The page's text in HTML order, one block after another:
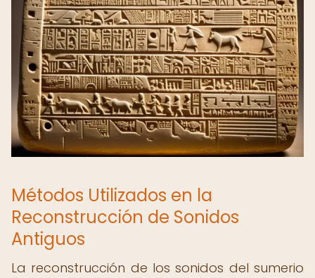
Métodos Utilizados en la
Reconstrucción de Sonidos
Antiguos
La reconstrucción de los sonidos del sumerio